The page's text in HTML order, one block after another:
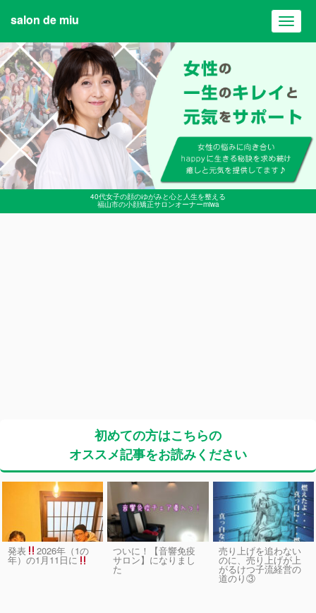
40代女子の顔のゆがみと心と人生を整える
福山市の小顔矯正サロンオーナーmiwa
salon de miu
初めての方はこちらの
オススメ記事をお読みください
発表 2026年（1の
年）の1月11日に
ついに！【音響免疫
サロン】になりまし
た
売り上げを追わない
のに、売り上げが上
がるけつ子流経営の
道のり③